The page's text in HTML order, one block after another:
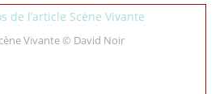
Vivante © David Noir